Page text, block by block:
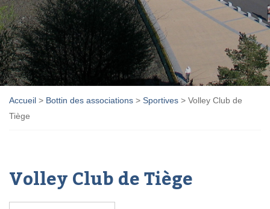
Accueil > Bottin des associations > Sportives > Volley Club de
Tiège
Volley Club de Tiège